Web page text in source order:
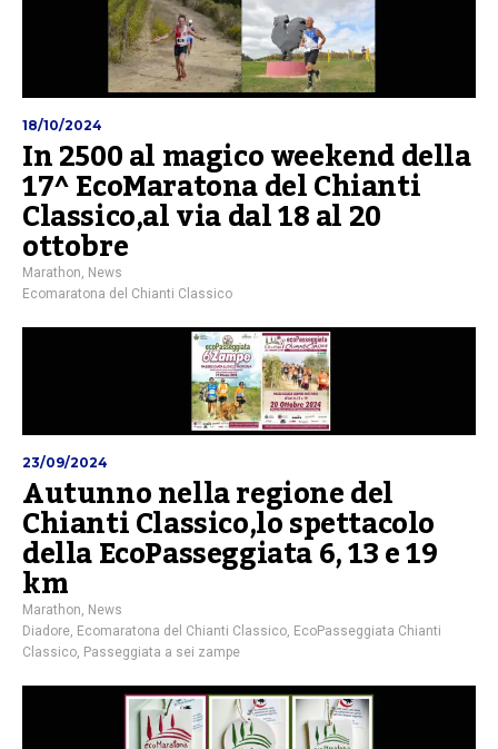
18/10/2024
In 2500 al magico weekend della
17^ EcoMaratona del Chianti
Classico,al via dal 18 al 20
ottobre
Marathon, News
Ecomaratona del Chianti Classico
23/09/2024
Autunno nella regione del
Chianti Classico,lo spettacolo
della EcoPasseggiata 6, 13 e 19
km
Marathon, News
Diadore, Ecomaratona del Chianti Classico, EcoPasseggiata Chianti
Classico, Passeggiata a sei zampe